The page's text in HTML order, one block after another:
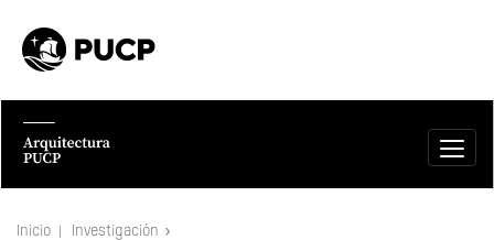
Inicio Investigación